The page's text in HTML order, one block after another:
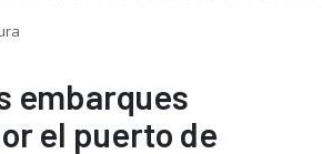
embarques
el puerto de